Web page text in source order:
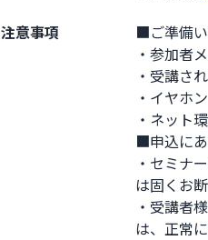
注意事項
■ご準備
・参加者
・受講さ
・イヤホ
・ネット
■申込に
・セミナ
は固くお
・受講者
は、正常